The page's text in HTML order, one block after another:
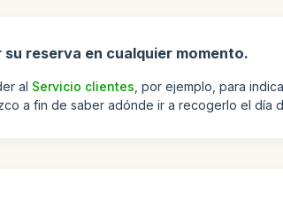
reserva en cualquier momento.
al Servicio clientes , por ejemplo, para
a fin de saber adónde ir a recogerlo el día